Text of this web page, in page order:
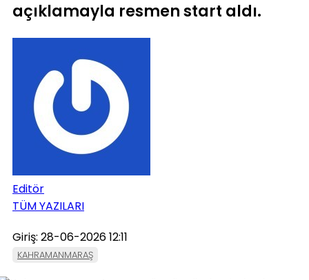
açıklamayla resmen start aldı.
Editör
TÜM YAZILARI
Giriş: 28-06-2026 12:11
KAHRAMANMARAŞ